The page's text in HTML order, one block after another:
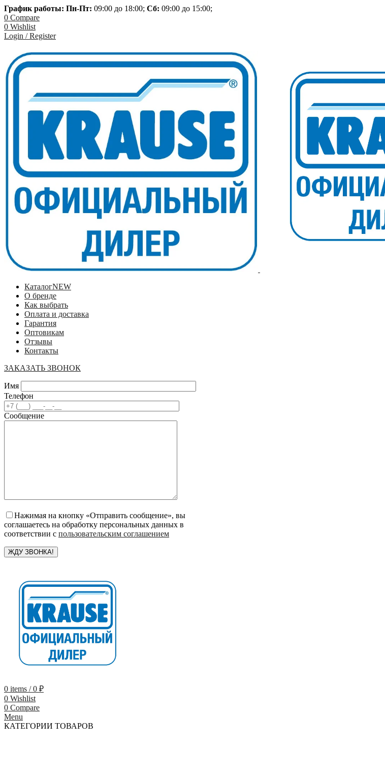
График работы: Пн-Пт: 09:00 до 18:00; Сб: 09:00 до 15:00;
0 Compare
0 Wishlist
Login / Register
КаталогNEW
О бренде
Как выбрать
Оплата и доставка
Гарантия
Оптовикам
Отзывы
Контакты
ЗАКАЗАТЬ ЗВОНОК
Имя
Телефон
Сообщение
Нажимая на кнопку «Отправить сообщение», вы
соглашаетесь на обработку персональных данных в
соответствии с пользовательским соглашением
0 items / 0 ₽
0 Wishlist
0 Compare
Menu
КАТЕГОРИИ ТОВАРОВ